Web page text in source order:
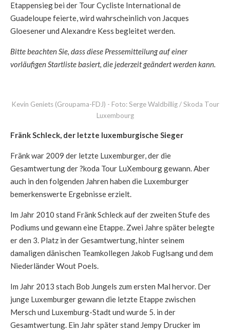
Etappensieg bei der Tour Cycliste International de
Guadeloupe feierte, wird wahrscheinlich von Jacques
Gloesener und Alexandre Kess begleitet werden.
Bitte beachten Sie, dass diese Pressemitteilung auf einer
vorläufigen Startliste basiert, die jederzeit geändert werden kann.
Kevin Geniets (Groupama-FDJ) - Foto: Serge Waldbillig / Skoda Tour
Luxembourg
Fränk Schleck, der letzte luxemburgische Sieger
Fränk war 2009 der letzte Luxemburger, der die
Gesamtwertung der ?koda Tour LuXembourg gewann. Aber
auch in den folgenden Jahren haben die Luxemburger
bemerkenswerte Ergebnisse erzielt.
Im Jahr 2010 stand Fränk Schleck auf der zweiten Stufe des
Podiums und gewann eine Etappe. Zwei Jahre später belegte
er den 3. Platz in der Gesamtwertung, hinter seinem
damaligen dänischen Teamkollegen Jakob Fuglsang und dem
Niederländer Wout Poels.
Im Jahr 2013 stach Bob Jungels zum ersten Mal hervor. Der
junge Luxemburger gewann die letzte Etappe zwischen
Mersch und Luxemburg-Stadt und wurde 5. in der
Gesamtwertung. Ein Jahr später stand Jempy Drucker im